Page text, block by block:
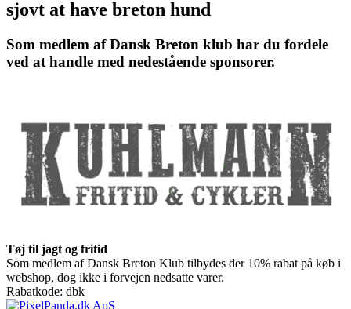
sjovt at have breton hund
Som medlem af Dansk Breton klub har du fordele
ved at handle med nedestående sponsorer.
Tøj til jagt og fritid
Som medlem af Dansk Breton Klub tilbydes der 10% rabat på køb i
webshop, dog ikke i forvejen nedsatte varer.
Rabatkode: dbk